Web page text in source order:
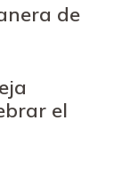
de
el